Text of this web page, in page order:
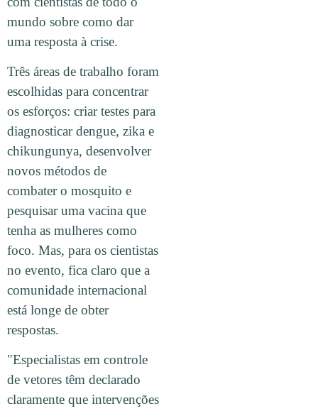
mundo sobre como dar
uma resposta à crise.
Três áreas de trabalho foram
escolhidas para concentrar
os esforços: criar testes para
diagnosticar dengue, zika e
chikungunya, desenvolver
novos métodos de
combater o mosquito e
pesquisar uma vacina que
tenha as mulheres como
foco. Mas, para os cientistas
no evento, fica claro que a
comunidade internacional
está longe de obter
respostas.
"Especialistas em controle
de vetores têm declarado
claramente que intervenções